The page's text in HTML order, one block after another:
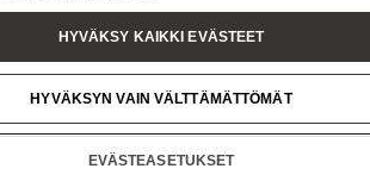
EVÄSTEASETUKSET
HYVÄKSYN VAIN VÄLTTÄMÄTTÖMÄT
HYVÄKSY KAIKKI EVÄSTEET